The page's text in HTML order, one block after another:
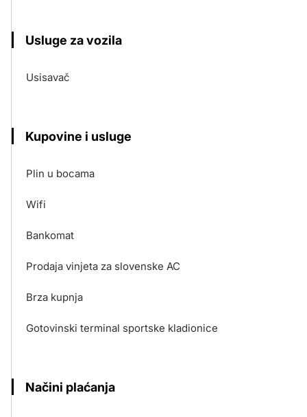
Usluge za vozila
Usisavač
Kupovine i usluge
Plin u bocama
Wifi
Bankomat
Prodaja vinjeta za slovenske AC
Brza kupnja
Gotovinski terminal sportske kladionice
Načini plaćanja